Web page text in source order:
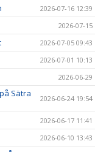
2026-07-16 12:39
2026-07-15
2026-07-05 09:43
2026-07-01 10:13
2026-06-29
Sätra
2026-06-24 19:54
2026-06-17 11:41
2026-06-10 13:43